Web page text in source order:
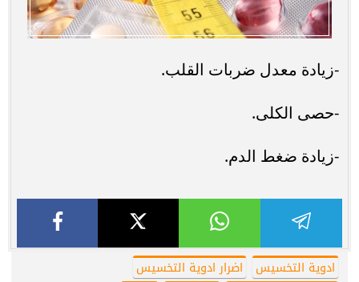
-زيادة معدل ضربات القلب.
-حصى الكلى.
-زيادة ضغط الدم.
ادوية التخسيس
اضرار ادوية التخسيس